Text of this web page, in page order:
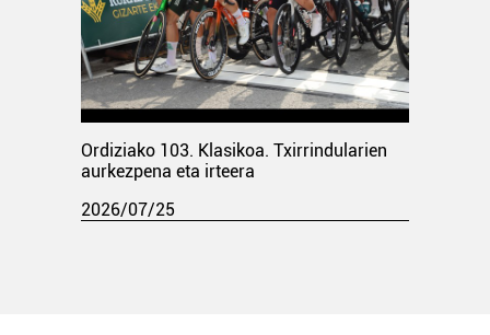
Ordiziako 103. Klasikoa. Txirrindularien
aurkezpena eta irteera
2026/07/25